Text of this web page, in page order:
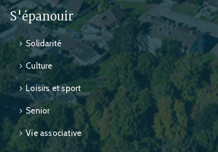
S'épanouir
Solidarité
Culture
Loisirs et sport
Senior
Vie associative